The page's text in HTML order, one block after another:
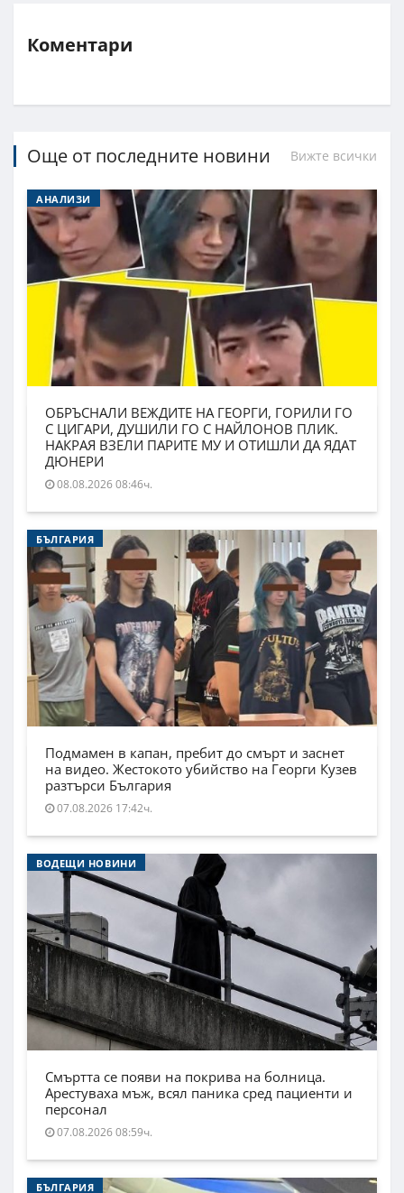
Коментари
Още от последните новини Вижте всички
АНАЛИЗИ
ОБРЪСНАЛИ ВЕЖДИТЕ НА ГЕОРГИ, ГОРИЛИ ГО
С ЦИГАРИ, ДУШИЛИ ГО С НАЙЛОНОВ ПЛИК.
НАКРАЯ ВЗЕЛИ ПАРИТЕ МУ И ОТИШЛИ ДА ЯДАТ
ДЮНЕРИ
08.08.2026 08:46ч.
БЪЛГАРИЯ
Подмамен в капан, пребит до смърт и заснет
на видео. Жестокото убийство на Георги Кузев
разтърси България
07.08.2026 17:42ч.
ВОДЕЩИ НОВИНИ
Смъртта се появи на покрива на болница.
Арестуваха мъж, всял паника сред пациенти и
персонал
07.08.2026 08:59ч.
БЪЛГАРИЯ